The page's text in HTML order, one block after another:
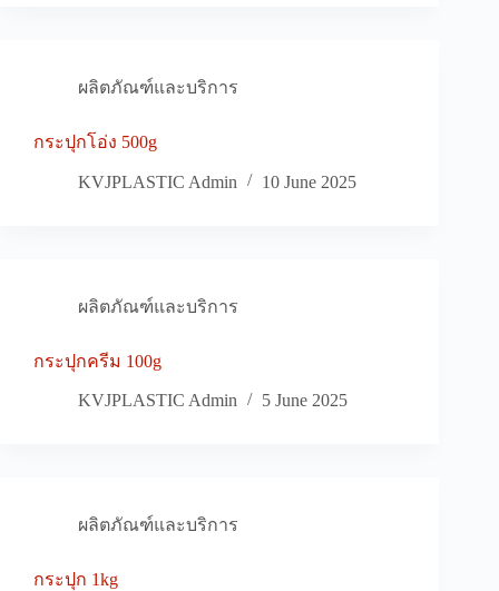
ผลิตภัณฑ์และบริการ
กระปุกโอ่ง 500g
KVJPLASTIC Admin 10 June 2025
ผลิตภัณฑ์และบริการ
กระปุกครีม 100g
KVJPLASTIC Admin 5 June 2025
ผลิตภัณฑ์และบริการ
กระปุก 1kg